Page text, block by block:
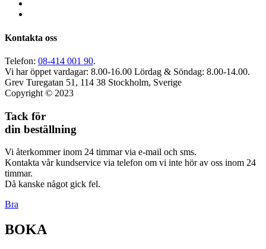
Kontakta oss
Telefon: 08-414 001 90.
Vi har öppet vardagar: 8.00-16.00 Lördag & Söndag: 8.00-14.00.
Grev Turegatan 51, 114 38 Stockholm, Sverige
Copyright © 2023
Tack för
din beställning
Vi återkommer inom 24 timmar via e-mail och sms.
Kontakta vår kundservice via telefon om vi inte hör av oss inom 24
timmar.
Då kanske något gick fel.
Bra
BOKA